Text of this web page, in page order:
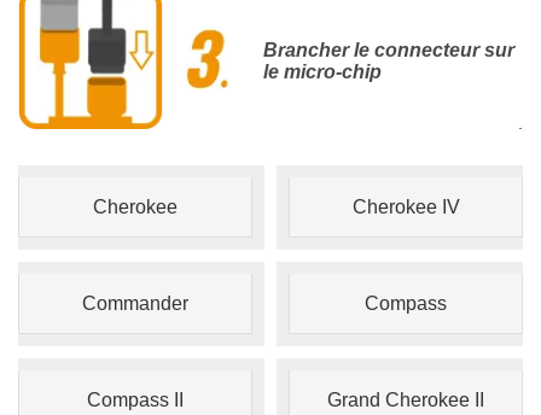
Brancher le connecteur sur
le micro-chip
Cherokee Cherokee IV
Commander Compass
Compass II Grand Cherokee II